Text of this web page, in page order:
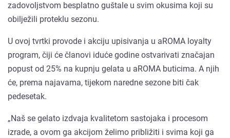
zadovoljstvom besplatno guštale u svim okusima koji su
obilježili proteklu sezonu.
U ovoj tvrtki provode i akciju upisivanja u aROMA loyalty
program, čiji će članovi iduće godine ostvarivati značajan
popust od 25% na kupnju gelata u aROMA buticima. A njih
će, prema najavama, tijekom naredne sezone biti čak
pedesetak.
„Naš se gelato izdvaja kvalitetom sastojaka i procesom
izrade, a ovom ga akcijom želimo približiti i svima koji ga